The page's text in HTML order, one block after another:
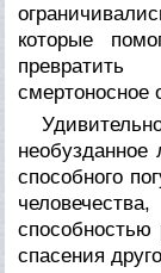
которые
смертоносное
способного
способностью
спасения